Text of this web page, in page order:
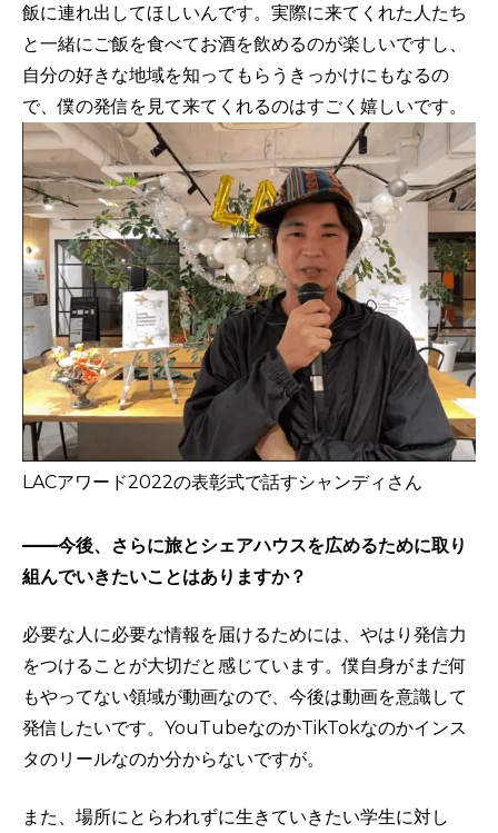
飯に連れ出してほしいんです。実際に来てくれた人たち
と一緒にご飯を食べてお酒を飲めるのが楽しいですし、
自分の好きな地域を知ってもらうきっかけにもなるの
で、僕の発信を見て来てくれるのはすごく嬉しいです。
LACアワード2022の表彰式で話すシャンディさん
——今後、さらに旅とシェアハウスを広めるために取り
組んでいきたいことはありますか？
必要な人に必要な情報を届けるためには、やはり発信力
をつけることが大切だと感じています。僕自身がまだ何
もやってない領域が動画なので、今後は動画を意識して
発信したいです。YouTubeなのかTikTokなのかインス
タのリールなのか分からないですが。
また、場所にとらわれずに生きていきたい学生に対し